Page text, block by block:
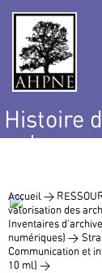
Histoire
nature
Accueil >
valorisation des
Inventaires
numériques) >
Communication et
10 ml) >